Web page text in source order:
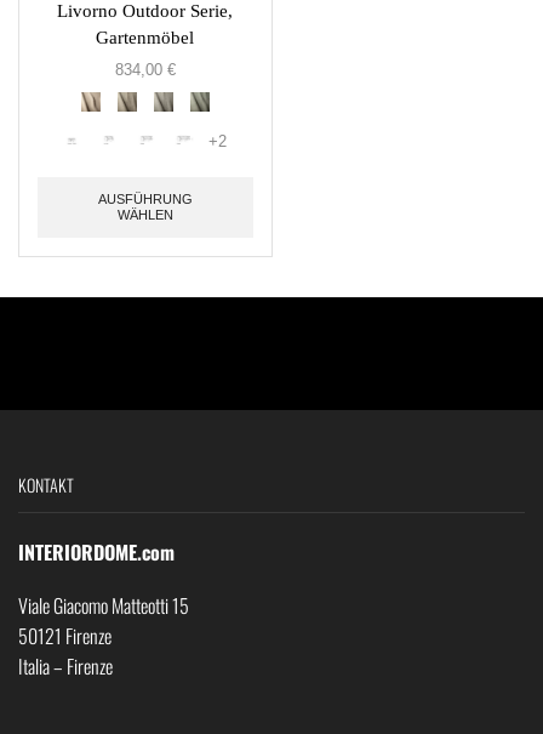
Livorno Outdoor Serie,
Gartenmöbel
834,00 €
+2
AUSFÜHRUNG
WÄHLEN
KONTAKT
INTERIORDOME.com
Viale Giacomo Matteotti 15
50121 Firenze
Italia – Firenze